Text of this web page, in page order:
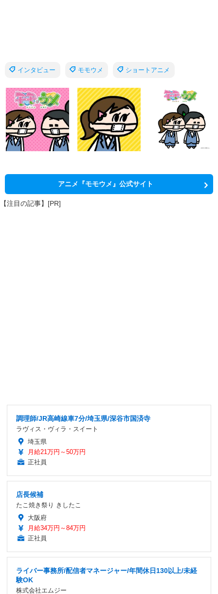
インタビュー モモウメ ショートアニメ
アニメ『モモウメ』公式サイト
【注目の記事】[PR]
調理師/JR高崎線車7分/埼玉県/深谷市国済寺
ラヴィス・ヴィラ・スイート
埼玉県
月給21万円～50万円
正社員
店長候補
たこ焼き祭り きしたこ
大阪府
月給34万円～84万円
正社員
ライバー事務所/配信者マネージャー/年間休日130以上/未経
験OK
株式会社エムジー